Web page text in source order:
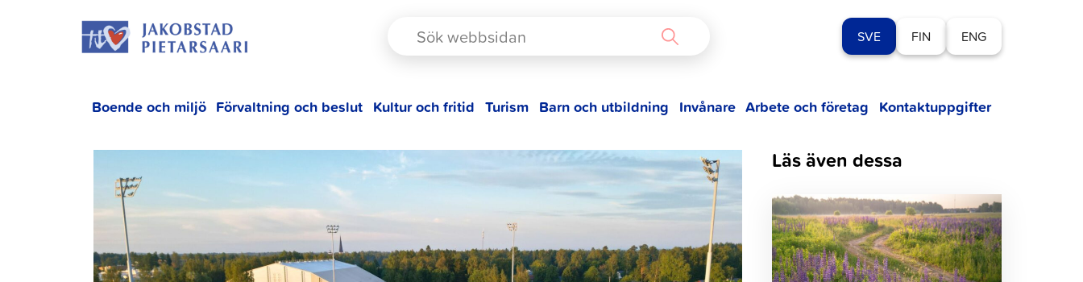
SVE FIN ENG
Boende och miljö Förvaltning och beslut Kultur och fritid Turism Barn och utbildning Invånare Arbete och företag Kontaktuppgifter
Läs även dessa
Klicka
för
att
läsa